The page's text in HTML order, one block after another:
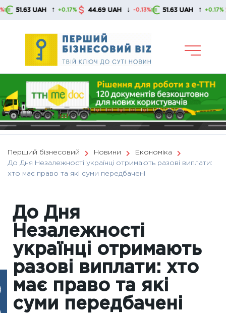
Skip
UAH ↑ +0.17% 44.69 UAH ↓ -0.13% 51.63 UAH ↑ +0.17%
Перший бізнесовий Новини
Економіка
До Дня Незалежності українці отримають разові виплати:
хто має право та які суми передбачені
До Дня
Незалежності
українці отримають
разові виплати: хто
має право та які
суми передбачені